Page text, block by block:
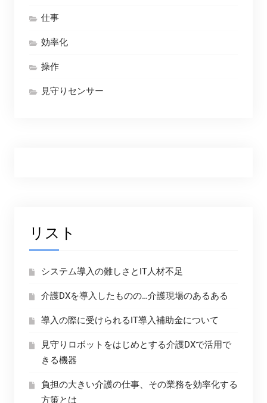
仕事
効率化
操作
見守りセンサー
リスト
システム導入の難しさとIT人材不足
介護DXを導入したものの…介護現場のあるある
導入の際に受けられるIT導入補助金について
見守りロボットをはじめとする介護DXで活用で
きる機器
負担の大きい介護の仕事、その業務を効率化する
方策とは